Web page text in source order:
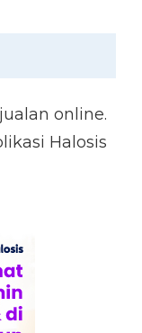
online.
Halosis